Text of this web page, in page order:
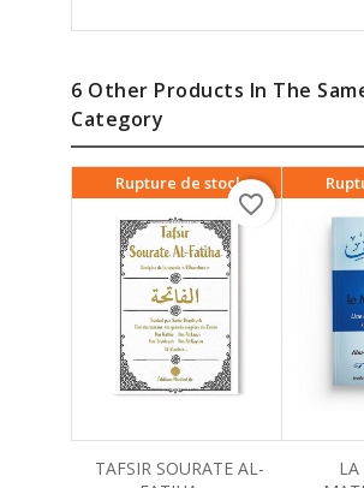
6 Other Products In The
Category
Rupture de stock
TAFSIR SOURATE AL-
favorite_border
LA